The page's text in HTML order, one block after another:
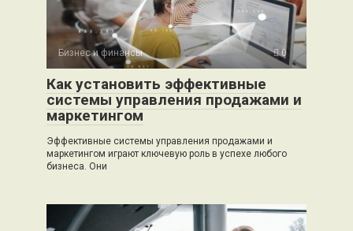
Бизнес и финансы 0
Как установить эффективные
системы управления продажами и
маркетингом
Эффективные системы управления продажами и
маркетингом играют ключевую роль в успехе любого
бизнеса. Они